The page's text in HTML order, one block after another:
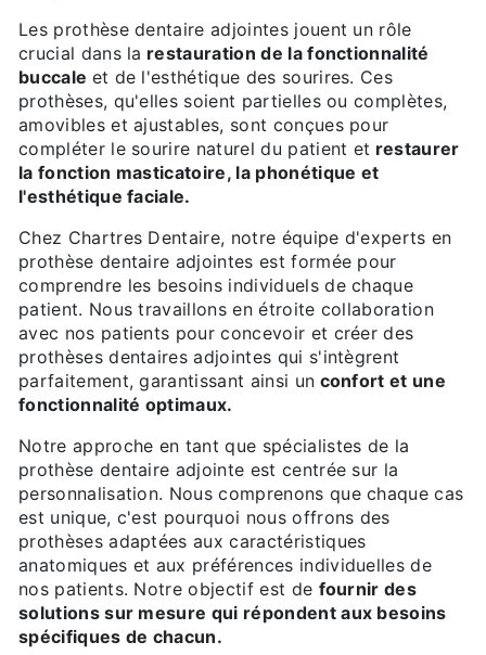
Les prothèse dentaire adjointes jouent un rôle
crucial dans la restauration de la fonctionnalité
buccale et de l'esthétique des sourires. Ces
prothèses, qu'elles soient partielles ou complètes,
amovibles et ajustables, sont conçues pour
compléter le sourire naturel du patient et restaurer
la fonction masticatoire, la phonétique et
l'esthétique faciale.
Chez Chartres Dentaire, notre équipe d'experts en
prothèse dentaire adjointes est formée pour
comprendre les besoins individuels de chaque
patient. Nous travaillons en étroite collaboration
avec nos patients pour concevoir et créer des
prothèses dentaires adjointes qui s'intègrent
parfaitement, garantissant ainsi un confort et une
fonctionnalité optimaux.
Notre approche en tant que spécialistes de la
prothèse dentaire adjointe est centrée sur la
personnalisation. Nous comprenons que chaque cas
est unique, c'est pourquoi nous offrons des
prothèses adaptées aux caractéristiques
anatomiques et aux préférences individuelles de
nos patients. Notre objectif est de fournir des
solutions sur mesure qui répondent aux besoins
spécifiques de chacun.